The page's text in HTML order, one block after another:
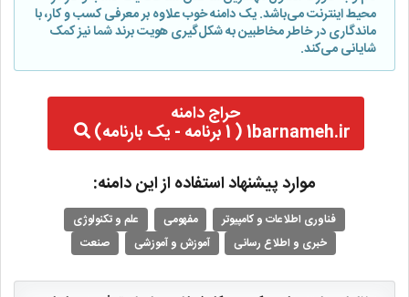
محیط اینترنت می‌باشد. یک دامنه خوب علاوه بر معرفی کسب و کار، با
ماندگاری در خاطر مخاطبین به شکل‌گیری هویت برند شما نیز کمک
شایانی می‌کند.
حراج دامنه
1barnameh.ir ( 1 برنامه - یک بارنامه)
موارد پیشنهاد استفاده از این دامنه:
فناوری اطلاعات و کامپیوتر مفهومی
علم و تکنولوژی
خبری و اطلاع رسانی
آموزش و آموزشی صنعت